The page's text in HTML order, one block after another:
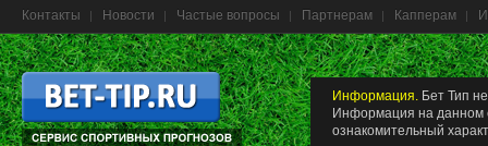
Контакты Новости Частые вопросы Партнерам Капперам
Информация. Бет Тип
Информация на данном
ознакомительный